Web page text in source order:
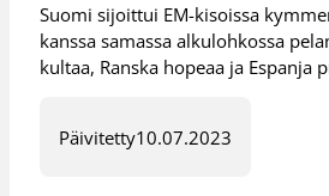
Suomi sijoittui EM-kisoissa
kanssa samassa alkulohkossa
kultaa, Ranska hopeaa ja Espanja
Päivitetty10.07.2023